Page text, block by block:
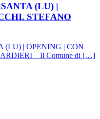
(LU) |
STEFANO
(LU) | OPENING | CON
Il Comune di […]